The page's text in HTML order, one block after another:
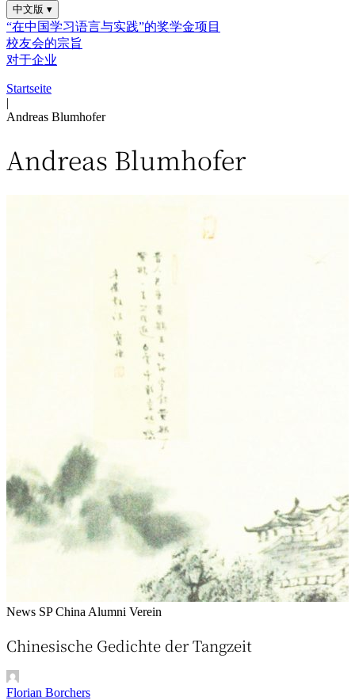
中文版 ▾
“在中国学习语言与实践”的奖学金项目
校友会的宗旨
对于企业
Startseite
|
Andreas Blumhofer
Andreas Blumhofer
News SP China Alumni Verein
Chinesische Gedichte der Tangzeit
Florian Borchers